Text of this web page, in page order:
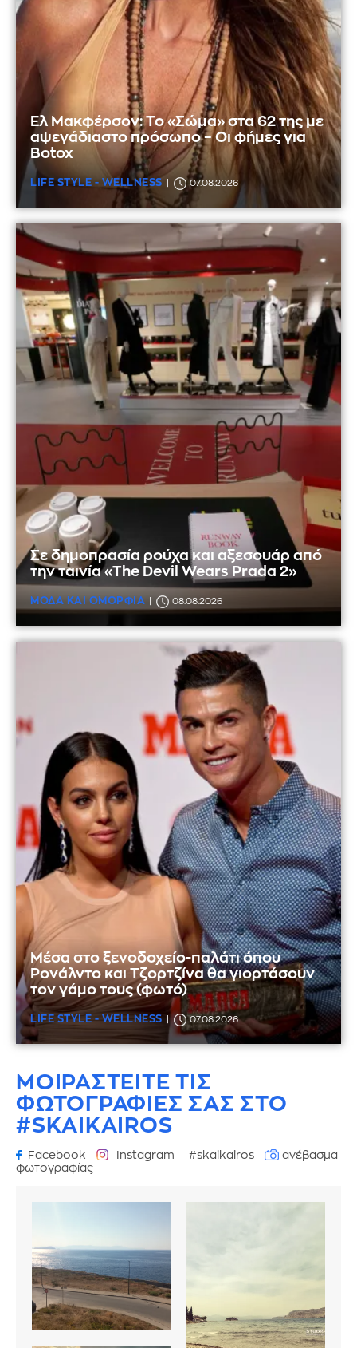
Ελ Μακφέρσον: Το «Σώμα» στα 62 της με
αψεγάδιαστο πρόσωπο – Οι φήμες για
Botox
LIFE STYLE - WELLNESS 07.08.2026
Σε δημοπρασία ρούχα και αξεσουάρ από
την ταινία «The Devil Wears Prada 2»
ΜΟΔΑ ΚΑΙ ΟΜΟΡΦΙΑ 08.08.2026
Μέσα στο ξενοδοχείο-παλάτι όπου
Ρονάλντο και Τζορτζίνα θα γιορτάσουν
τον γάμο τους (φωτό)
LIFE STYLE - WELLNESS 07.08.2026
ΜΟΙΡΑΣΤΕΙΤΕ ΤΙΣ
ΦΩΤΟΓΡΑΦΙΕΣ ΣΑΣ ΣΤΟ
#SKAIKAIROS
Facebook Instagram #skaikairos
ανέβασμα
φωτογραφίας